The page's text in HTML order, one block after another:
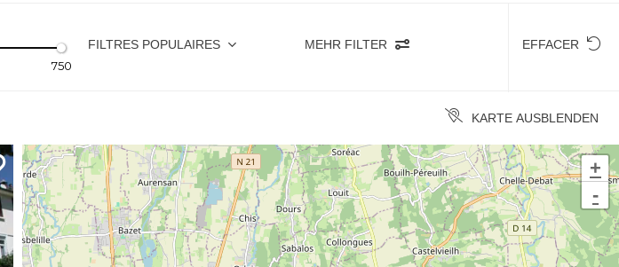
750
FILTRES POPULAIRES MEHR FILTER EFFACER
KARTE AUSBLENDEN
+
-